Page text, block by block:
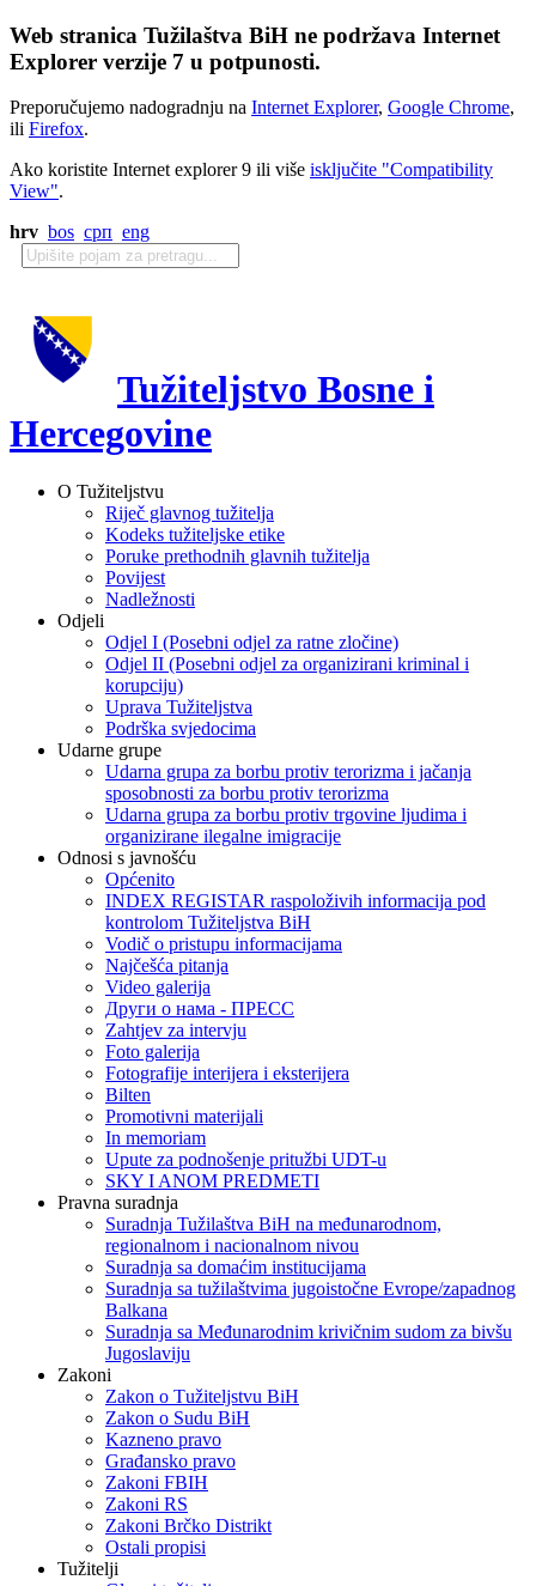
Web stranica Tužilaštva BiH ne podržava Internet
Explorer verzije 7 u potpunosti.
Preporučujemo nadogradnju na Internet Explorer, Google Chrome,
ili Firefox.
Ako koristite Internet explorer 9 ili više isključite "Compatibility
View".
hrv bos срп eng
Tužiteljstvo Bosne i
Hercegovine
O Tužiteljstvu
Riječ glavnog tužitelja
Kodeks tužiteljske etike
Poruke prethodnih glavnih tužitelja
Povijest
Nadležnosti
Odjeli
Odjel I (Posebni odjel za ratne zločine)
Odjel II (Posebni odjel za organizirani kriminal i
korupciju)
Uprava Tužiteljstva
Podrška svjedocima
Udarne grupe
Udarna grupa za borbu protiv terorizma i jačanja
sposobnosti za borbu protiv terorizma
Udarna grupa za borbu protiv trgovine ljudima i
organizirane ilegalne imigracije
Odnosi s javnošću
Općenito
INDEX REGISTAR raspoloživih informacija pod
kontrolom Tužiteljstva BiH
Vodič o pristupu informacijama
Najčešća pitanja
Video galerija
Други о нама - ПРЕСC
Zahtjev za intervju
Foto galerija
Fotografije interijera i eksterijera
Bilten
Promotivni materijali
In memoriam
Upute za podnošenje pritužbi UDT-u
SKY I ANOM PREDMETI
Pravna suradnja
Suradnja Tužilaštva BiH na međunarodnom,
regionalnom i nacionalnom nivou
Suradnja sa domaćim institucijama
Suradnja sa tužilaštvima jugoistočne Evrope/zapadnog
Balkana
Suradnja sa Međunarodnim krivičnim sudom za bivšu
Jugoslaviju
Zakoni
Zakon o Тužiteljstvu BiH
Zakon o Sudu BiH
Kazneno pravo
Građansko pravo
Zakoni FBIH
Zakoni RS
Zakoni Brčko Distrikt
Ostali propisi
Tužitelji